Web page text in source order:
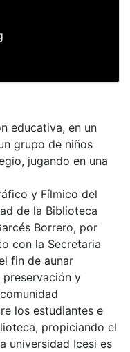
educativa, en un
grupo de niños
jugando en una
y Fílmico del
de la Biblioteca
Borrero, por
con la Secretaria
fin de aunar
preservación y
los estudiantes e
propiciando el
universidad Icesi es